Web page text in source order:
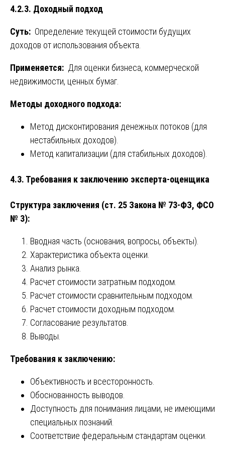
4.2.3. Доходный подход
Суть: Определение текущей стоимости будущих
доходов от использования объекта.
Применяется: Для оценки бизнеса, коммерческой
недвижимости, ценных бумаг.
Методы доходного подхода:
Метод дисконтирования денежных потоков (для
нестабильных доходов).
Метод капитализации (для стабильных доходов).
4.3. Требования к заключению эксперта-оценщика
Структура заключения (ст. 25 Закона № 73-ФЗ, ФСО
№ 3):
Вводная часть (основания, вопросы, объекты).
Характеристика объекта оценки.
Анализ рынка.
Расчет стоимости затратным подходом.
Расчет стоимости сравнительным подходом.
Расчет стоимости доходным подходом.
Согласование результатов.
Выводы.
Требования к заключению:
Объективность и всесторонность.
Обоснованность выводов.
Доступность для понимания лицами, не имеющими
специальных познаний.
Соответствие федеральным стандартам оценки.